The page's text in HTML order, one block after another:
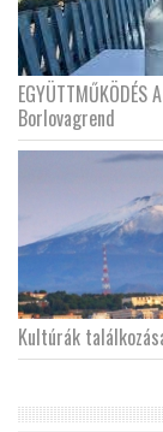
EGYÜTTMŰKÖDÉS
Borlovagrend
Kultúrák